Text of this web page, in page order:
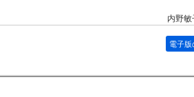
内野敏
電子版